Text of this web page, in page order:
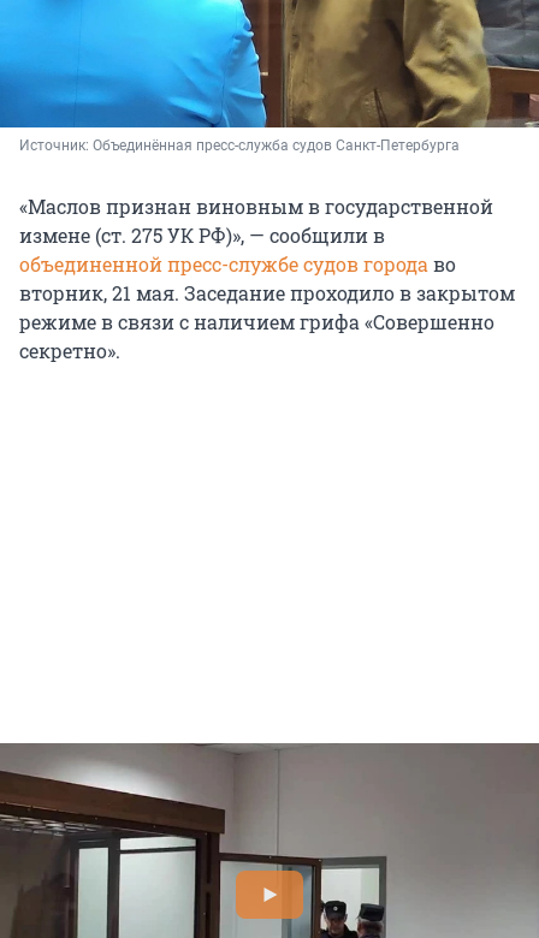
Источник: Объединённая пресс-служба судов Санкт-Петербурга
«Маслов признан виновным в государственной
измене (ст. 275 УК РФ)», — сообщили в
объединенной пресс-службе судов города во
вторник, 21 мая. Заседание проходило в закрытом
режиме в связи с наличием грифа «Совершенно
секретно».